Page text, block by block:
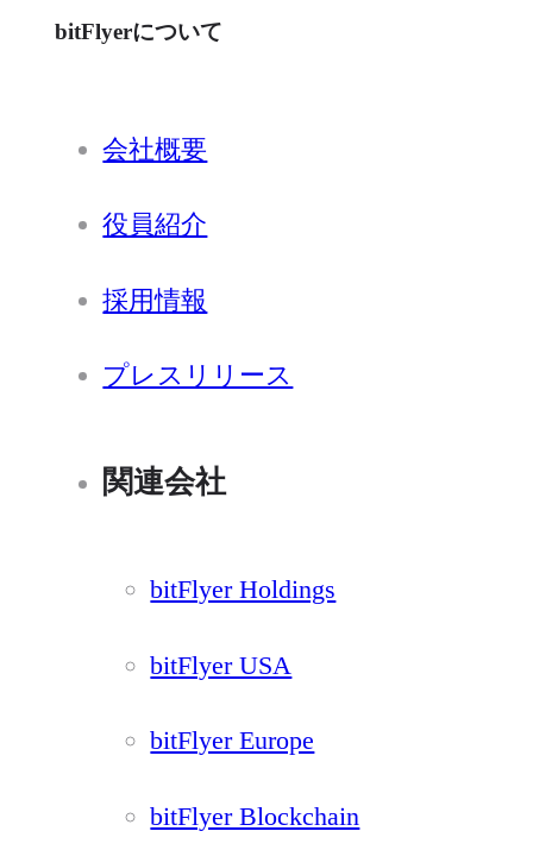
bitFlyerについて
会社概要
役員紹介
採用情報
プレスリリース
関連会社
bitFlyer Holdings
bitFlyer USA
bitFlyer Europe
bitFlyer Blockchain